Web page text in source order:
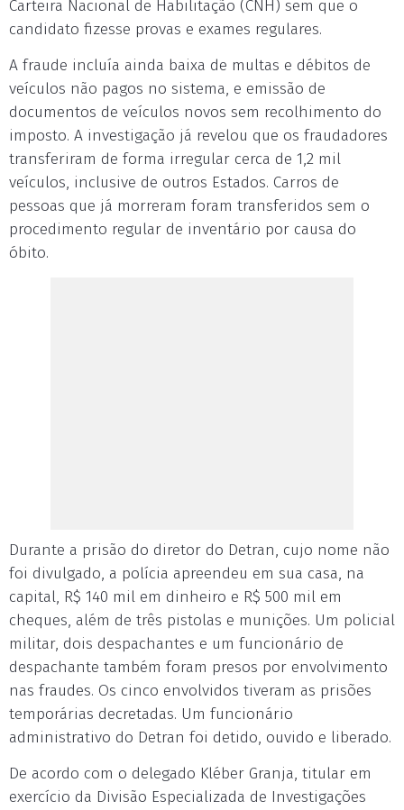
Carteira Nacional de Habilitação (CNH) sem que o
candidato fizesse provas e exames regulares.
A fraude incluía ainda baixa de multas e débitos de
veículos não pagos no sistema, e emissão de
documentos de veículos novos sem recolhimento do
imposto. A investigação já revelou que os fraudadores
transferiram de forma irregular cerca de 1,2 mil
veículos, inclusive de outros Estados. Carros de
pessoas que já morreram foram transferidos sem o
procedimento regular de inventário por causa do
óbito.
Durante a prisão do diretor do Detran, cujo nome não
foi divulgado, a polícia apreendeu em sua casa, na
capital, R$ 140 mil em dinheiro e R$ 500 mil em
cheques, além de três pistolas e munições. Um policial
militar, dois despachantes e um funcionário de
despachante também foram presos por envolvimento
nas fraudes. Os cinco envolvidos tiveram as prisões
temporárias decretadas. Um funcionário
administrativo do Detran foi detido, ouvido e liberado.
De acordo com o delegado Kléber Granja, titular em
exercício da Divisão Especializada de Investigações